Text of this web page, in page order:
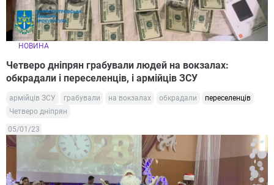
НОВИНА
Четверо дніпрян грабували людей на вокзалах:
обкрадали і переселенців, і армійців ЗСУ
армійців ЗСУ грабували на вокзалах обкрадали
переселенців
Четверо дніпрян
05/01/23